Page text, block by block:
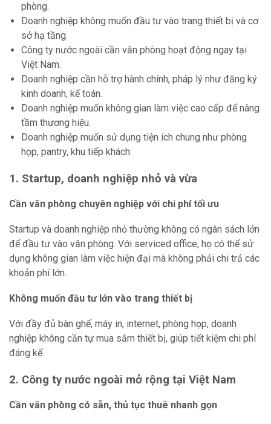
phòng.
Doanh nghiệp không muốn đầu tư vào trang thiết bị và cơ
sở hạ tầng.
Công ty nước ngoài cần văn phòng hoạt động ngay tại
Việt Nam.
Doanh nghiệp cần hỗ trợ hành chính, pháp lý như đăng ký
kinh doanh, kế toán.
Doanh nghiệp muốn không gian làm việc cao cấp để nâng
tầm thương hiệu.
Doanh nghiệp muốn sử dụng tiện ích chung như phòng
họp, pantry, khu tiếp khách.
1. Startup, doanh nghiệp nhỏ và vừa
Cần văn phòng chuyên nghiệp với chi phí tối ưu
Startup và doanh nghiệp nhỏ thường không có ngân sách lớn
để đầu tư vào văn phòng. Với serviced office, họ có thể sử
dụng không gian làm việc hiện đại mà không phải chi trả các
khoản phí lớn.
Không muốn đầu tư lớn vào trang thiết bị
Với đầy đủ bàn ghế, máy in, internet, phòng họp, doanh
nghiệp không cần tự mua sắm thiết bị, giúp tiết kiệm chi phí
đáng kể.
2. Công ty nước ngoài mở rộng tại Việt Nam
Cần văn phòng có sẵn, thủ tục thuê nhanh gọn